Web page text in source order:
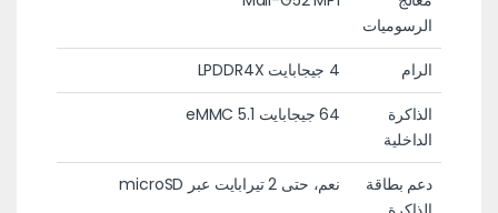
الرسوميات
الرام
4 جيجابايت LPDDR4X
الذاكرة
الداخلية
64 جيجابايت eMMC 5.1
دعم بطاقة
نعم، حتى 2 تيرابايت عبر microSD